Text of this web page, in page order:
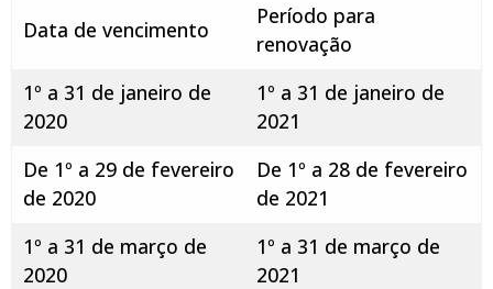
Data de vencimento
Período para
renovação
1º a 31 de janeiro de
2020
1º a 31 de janeiro de
2021
De 1º a 29 de fevereiro
de 2020
De 1º a 28 de fevereiro
de 2021
1º a 31 de março de
2020
1º a 31 de março de
2021